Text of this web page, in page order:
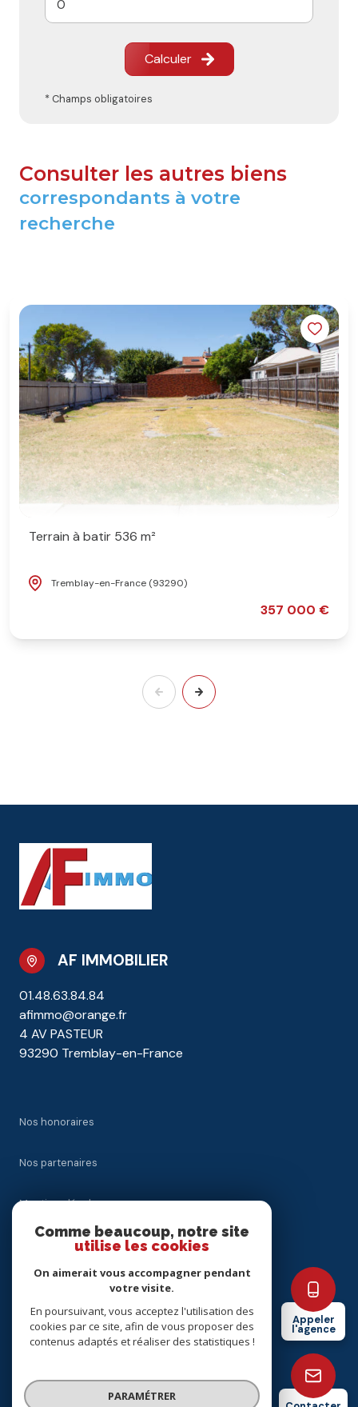
Appeler
l'agence
Calculer
* Champs obligatoires
Consulter les autres biens
correspondants à votre
recherche
Terrain à batir 536 m²
Tremblay-en-France (93290)
357 000 €
AF IMMOBILIER
01.48.63.84.84
afimmo@orange.fr
4 AV PASTEUR
93290 Tremblay-en-France
Nos honoraires
Nos partenaires
Mentions légales
Cookies
© 2026 | Tous droits réservés
Comme beaucoup, notre site
utilise les cookies
On aimerait vous accompagner pendant
votre visite.
En poursuivant, vous acceptez l'utilisation des
cookies par ce site, afin de vous proposer des
contenus adaptés et réaliser des statistiques !
PARAMÉTRER